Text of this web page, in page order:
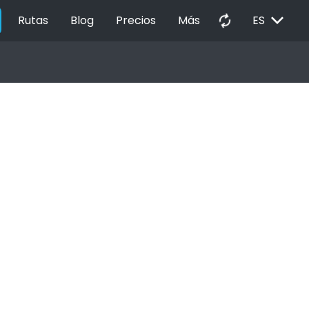
Rutas Blog Precios Más autorenew ES EXPAND_MORE